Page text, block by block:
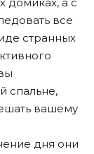
все
странных
спальне,
вашему
дня они